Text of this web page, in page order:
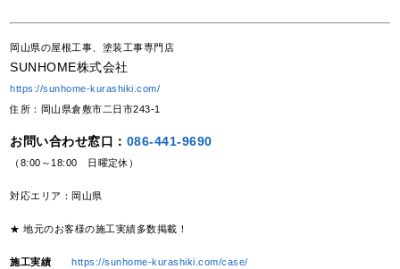
岡山県の屋根工事、塗装工事専門店
SUNHOME株式会社
https://sunhome-kurashiki.com/
住所：岡山県倉敷市二日市243-1
お問い合わせ窓口： 086-441-9690
（8:00～18:00 日曜定休）
対応エリア：岡山県
★ 地元のお客様の施工実績多数掲載！
施工実績 https://sunhome-kurashiki.com/case/